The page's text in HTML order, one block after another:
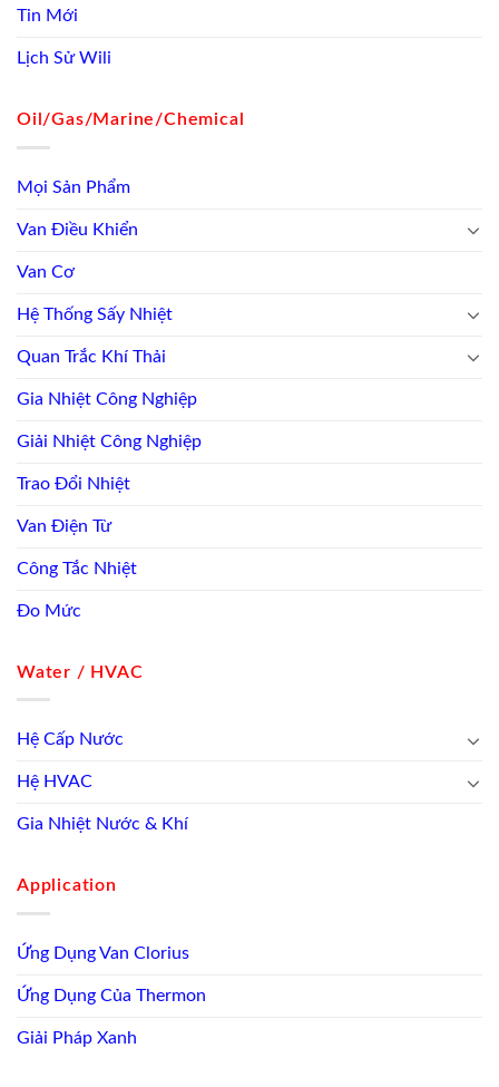
Tin Mới
Lịch Sử Wili
Oil/Gas/Marine/Chemical
Mọi Sản Phẩm
Van Điều Khiển
Van Cơ
Hệ Thống Sấy Nhiệt
Quan Trắc Khí Thải
Gia Nhiệt Công Nghiệp
Giải Nhiệt Công Nghiệp
Trao Đổi Nhiệt
Van Điện Từ
Công Tắc Nhiệt
Đo Mức
Water / HVAC
Hệ Cấp Nước
Hệ HVAC
Gia Nhiệt Nước & Khí
Application
Ứng Dụng Van Clorius
Ứng Dụng Của Thermon
Giải Pháp Xanh